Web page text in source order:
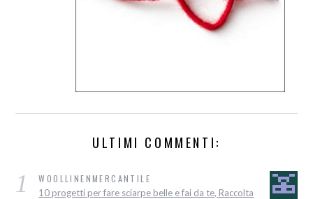
ULTIMI COMMENTI:
1 WOOLLINENMERCANTILE
10 progetti per fare sciarpe belle e fai da te, Raccolta